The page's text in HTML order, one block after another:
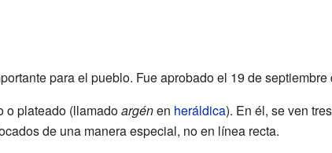
para el pueblo. Fue aprobado el 19 de septiembre
o plateado (llamadoargénen heráldica). En él, se ven
de una manera especial, no en línea recta.